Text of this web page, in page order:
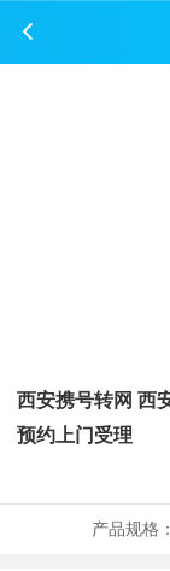
西安携号转网 西
预约上门受理
产品规格：